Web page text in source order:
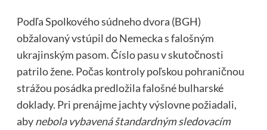
Podľa Spolkového súdneho dvora (BGH)
obžalovaný vstúpil do Nemecka s falošným
ukrajinským pasom. Číslo pasu v skutočnosti
patrilo žene. Počas kontroly poľskou pohraničnou
strážou posádka predložila falošné bulharské
doklady. Pri prenájme jachty výslovne požiadali,
abynebola vybavená štandardným sledovacím